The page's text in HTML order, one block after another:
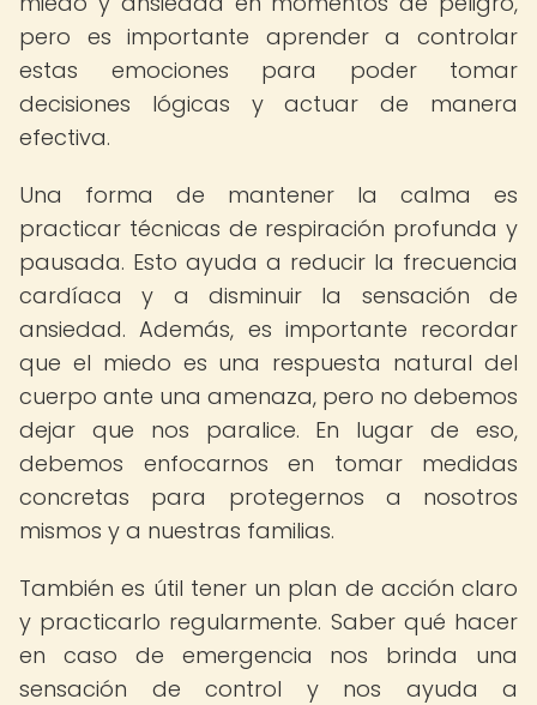
pero es importante aprender a controlar
estas emociones para poder tomar
decisiones lógicas y actuar de manera
efectiva.
Una forma de mantener la calma es
practicar técnicas de respiración profunda y
pausada. Esto ayuda a reducir la frecuencia
cardíaca y a disminuir la sensación de
ansiedad. Además, es importante recordar
que el miedo es una respuesta natural del
cuerpo ante una amenaza, pero no debemos
dejar que nos paralice. En lugar de eso,
debemos enfocarnos en tomar medidas
concretas para protegernos a nosotros
mismos y a nuestras familias.
También es útil tener un plan de acción claro
y practicarlo regularmente. Saber qué hacer
en caso de emergencia nos brinda una
sensación de control y nos ayuda a